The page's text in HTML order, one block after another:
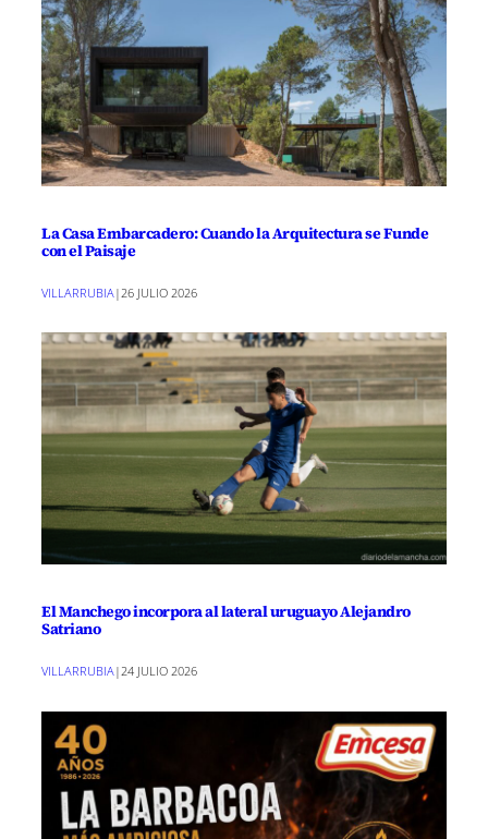
La Casa Embarcadero: Cuando la Arquitectura se Funde
con el Paisaje
VILLARRUBIA | 26 JULIO 2026
El Manchego incorpora al lateral uruguayo Alejandro
Satriano
VILLARRUBIA | 24 JULIO 2026